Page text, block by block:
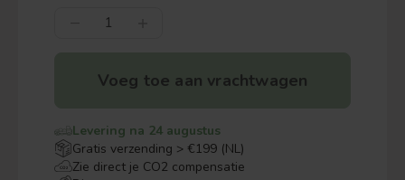
Voeg toe aan vrachtwagen
Levering na 24 augustus
Gratis verzending > €199 (NL)
Zie direct je CO2 compensatie